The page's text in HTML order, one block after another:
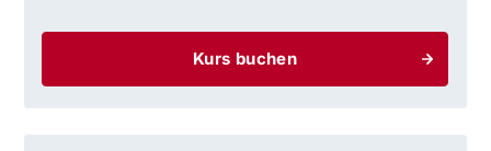
Kurs buchen